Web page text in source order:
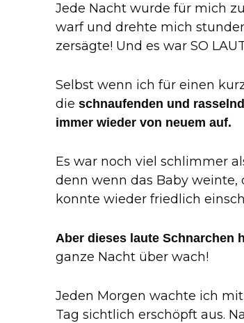
Jede Nacht wurde für mich
warf und drehte mich
zersägte! Und es war SO
Selbst wenn ich für einen
die schnaufenden und
immer wieder von neuem auf.
Es war noch viel schlimmer
denn wenn das Baby
konnte wieder friedlich
Aber dieses laute Schnarchen
ganze Nacht über wach!
Jeden Morgen wachte ich
Tag sichtlich erschöpft aus.